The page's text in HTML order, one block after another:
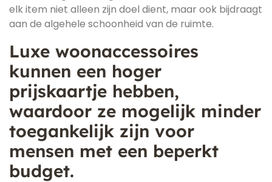
elk item niet alleen zijn doel dient, maar ook bijdraagt
aan de algehele schoonheid van de ruimte.
Luxe woonaccessoires
kunnen een hoger
prijskaartje hebben,
waardoor ze mogelijk minder
toegankelijk zijn voor
mensen met een beperkt
budget.